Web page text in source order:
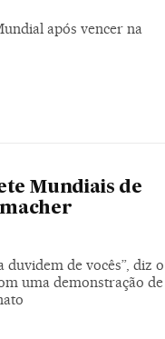
após vencer na
Mundiais de
duvidem de vocês”, diz o
uma demonstração de